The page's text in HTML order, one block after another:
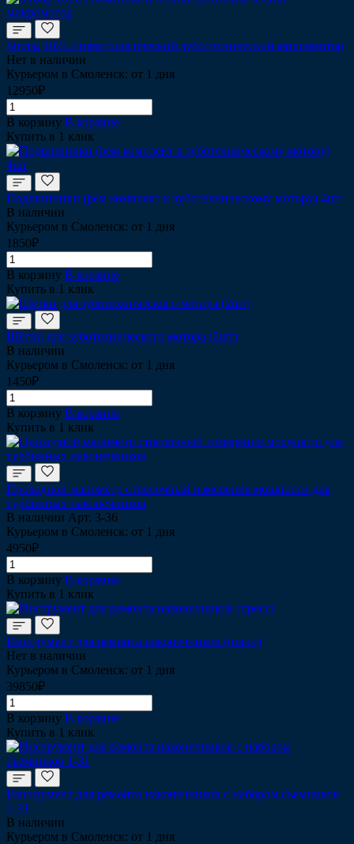
Strong 102L стоматологический зуботехнический микромотор
Нет в наличии
Курьером в Смоленск: от 1 дня
12950₽
В корзину В корзине
Купить в 1 клик
Подшипники (рем комплект к зуботехническому мотору) 4шт
В наличии
Курьером в Смоленск: от 1 дня
1850₽
В корзину В корзине
Купить в 1 клик
Щётки для зуботехнического мотора (2шт)
В наличии
Курьером в Смоленск: от 1 дня
1450₽
В корзину В корзине
Купить в 1 клик
Проходной манометр стрелочный измерения мощности для
турбинных наконечников
В наличии Арт. 3-36
Курьером в Смоленск: от 1 дня
4950₽
В корзину В корзине
Купить в 1 клик
Инструмент для ремонта наконечников (пресс)
Нет в наличии
Курьером в Смоленск: от 1 дня
39850₽
В корзину В корзине
Купить в 1 клик
Инструмент для ремонта наконечников с набором съемников
1-31
В наличии
Курьером в Смоленск: от 1 дня